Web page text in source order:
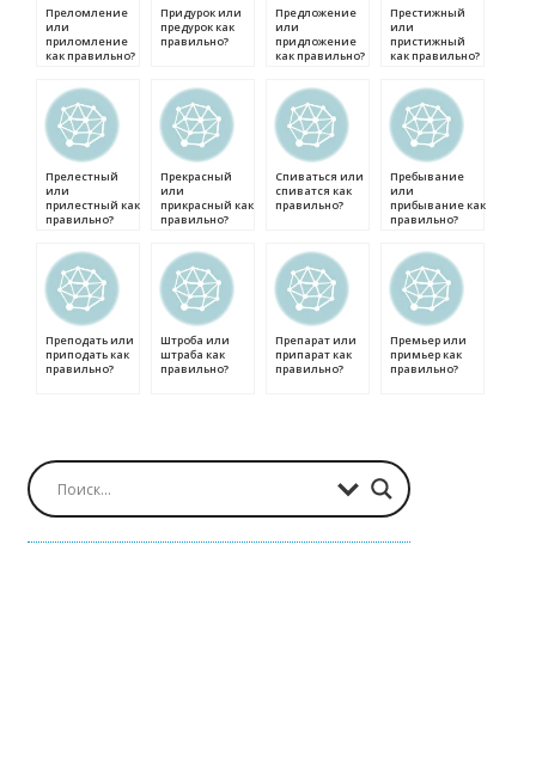
Преломление
или
приломление
как правильно?
Придурок или
предурок как
правильно?
Предложение
или
придложение
как правильно?
Престижный
или
пристижный
как правильно?
Прелестный
или
прилестный как
правильно?
Прекрасный
или
прикрасный как
правильно?
Спиваться или
спиватся как
правильно?
Пребывание
или
прибывание как
правильно?
Преподать или
приподать как
правильно?
Штроба или
штраба как
правильно?
Препарат или
припарат как
правильно?
Премьер или
примьер как
правильно?